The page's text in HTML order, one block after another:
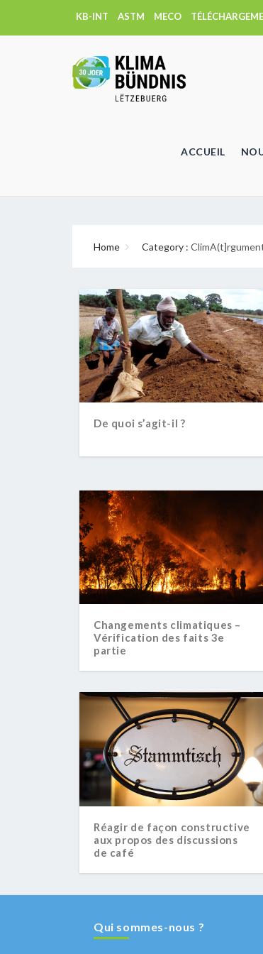
KB-INT ASTM MECO
ACCUEIL
Home Category :
De quoi s’agit-il ?
Changements climatiques –
Vérification des faits 3e
partie
Réagir de façon constructive
aux propos des discussions
de café
Qui sommes-nous ?